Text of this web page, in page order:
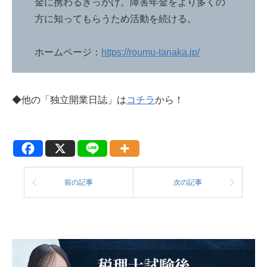
金に携わるきっかけ。障害年金をより多くの
方に知ってもらうため活動を続ける。
ホームページ： https://roumu-tanaka.jp/
◆他の「独立開業日誌」はコチラから！
前の記事 次の記事